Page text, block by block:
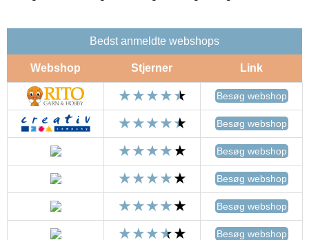
Bedst anmeldte webshops
Webshop Stjerner Link
Besøg webshop
Besøg webshop
Besøg webshop
Besøg webshop
Besøg webshop
Besøg webshop